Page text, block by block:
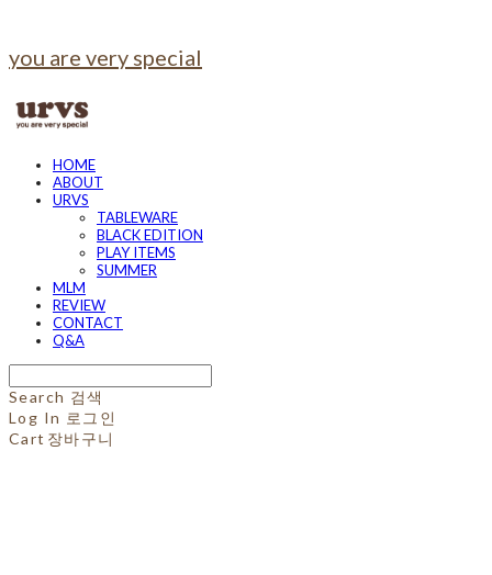
you are very special
HOME
ABOUT
URVS
TABLEWARE
BLACK EDITION
PLAY ITEMS
SUMMER
MLM
REVIEW
CONTACT
Q&A
Search 검색
Log In 로그인
Cart 장바구니